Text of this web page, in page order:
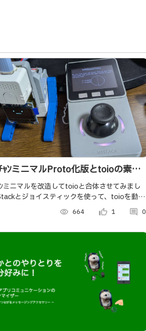
ｬﾝミニマルProto化版とtoioの素敵
ミニマルを改造してtoioと合体させてみまし
とジョイスティックを使って、toioを動か
きます!!
visibility 664 thumb_up_alt 1 comment 0